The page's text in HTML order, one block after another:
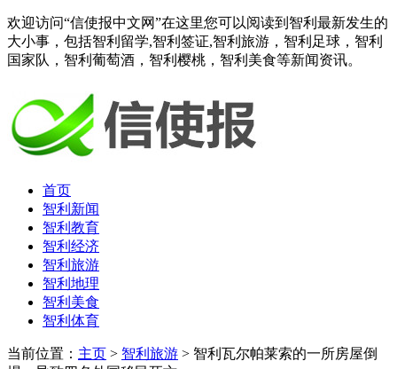
欢迎访问“信使报中文网”在这里您可以阅读到智利最新发生的
大小事，包括智利留学,智利签证,智利旅游，智利足球，智利
国家队，智利葡萄酒，智利樱桃，智利美食等新闻资讯。
首页
智利新闻
智利教育
智利经济
智利旅游
智利地理
智利美食
智利体育
当前位置： 主页 > 智利旅游 > 智利瓦尔帕莱索的一所房屋倒